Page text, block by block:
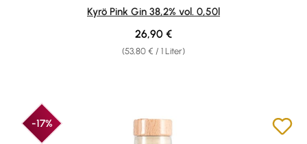
Durchschnittliche Bewertung von 5 von 5 Sternen
Kyrö Pink Gin 38,2% vol. 0,50l
(53,80 € / 1 Liter)
Regulärer Preis:
26,90 €
-17%